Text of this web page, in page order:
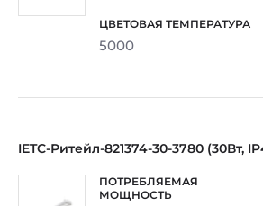
5000
IETC-Ритейл-821374-30-3780 (30Вт,